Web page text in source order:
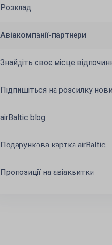
Розклад
Авіакомпанії-партнери
Знайдіть своє місце
Підпишіться на розсилку
airBaltic blog
Подарункова картка airBaltic
Пропозиції на авіаквитки